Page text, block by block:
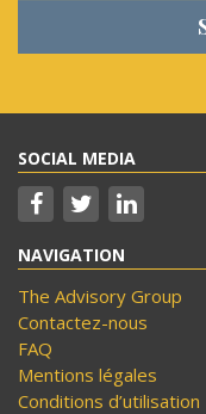
SOCIAL MEDIA
NAVIGATION
The Advisory Group
Contactez-nous
FAQ
Mentions légales
Conditions d’utilisation